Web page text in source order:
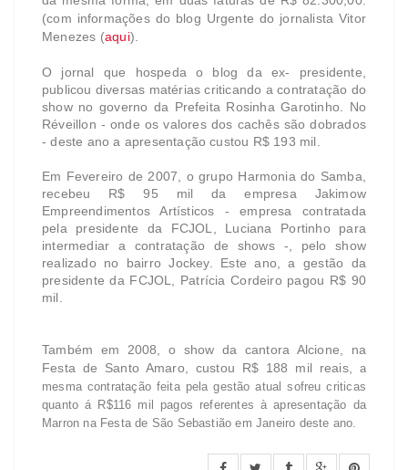
(com informações do blog Urgente do jornalista Vitor
Menezes (aqui).
O jornal que hospeda o blog da ex- presidente,
publicou diversas matérias criticando a contratação do
show no governo da Prefeita Rosinha Garotinho. No
Réveillon - onde os valores dos cachês são dobrados
- deste ano a apresentação custou R$ 193 mil.
Em Fevereiro de 2007, o grupo Harmonia do Samba,
recebeu R$ 95 mil da empresa Jakimow
Empreendimentos Artísticos - empresa contratada
pela presidente da FCJOL, Luciana Portinho para
intermediar a contratação de shows -, pelo show
realizado no bairro Jockey. Este ano, a gestão da
presidente da FCJOL, Patrícia Cordeiro pagou R$ 90
mil
Também em 2008, o show da cantora Alcione, na
Festa de Santo Amaro, custou R$ 188 mil reais,
a
mesma contratação feita pela gestão atual sofreu criticas
quanto á R$116 mil pagos referentes à apresentação da
Marron na Festa de São Sebastião em Janeiro deste ano.